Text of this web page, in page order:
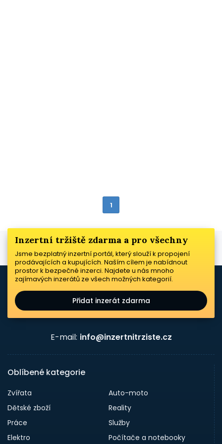
1
Inzertní tržiště zdarma a pro všechny
Jsme bezplatný inzertní portál, který slouží k propojení
prodávajících a kupujících. Naším cílem je nabídnout
prostor k bezpečné inzerci. Najdete u nás mnoho
zajímavých inzerátů ze všech možných kategorií.
Přidat inzerát zdarma
E-mail: info@inzertnitrziste.cz
Oblíbené kategorie
Zvířata
Auto-moto
Dětské zboží
Reality
Práce
Služby
Elektro
Počítače a notebooky